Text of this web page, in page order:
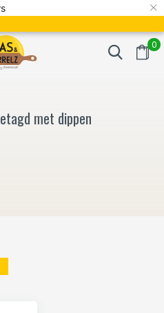
×
0
Vaak volgende
met dippen